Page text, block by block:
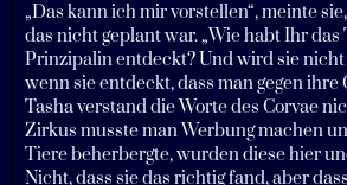
„Das kann ich mir vorstellen“, meinte
das nicht geplant war. „Wie habt Ihr
Prinzipalin entdeckt? Und wird sie nicht
wenn sie entdeckt, dass man gegen ihre
Tasha verstand die Worte des Corvae
Zirkus musste man Werbung machen
Tiere beherbergte, wurden diese hier
Nicht, dass sie das richtig fand, aber